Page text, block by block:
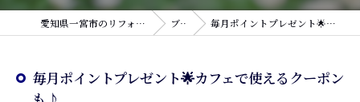
愛知県一宮市のリフォームなら株式会社桶寅 ブログ 毎月ポイントプレゼント🌟カフェで使えるクーポンも♪
毎月ポイントプレゼント🌟カフェで使えるクーポン